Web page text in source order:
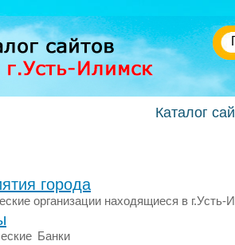
Каталог
города
организации находящиеся в г.Усть-
Банки